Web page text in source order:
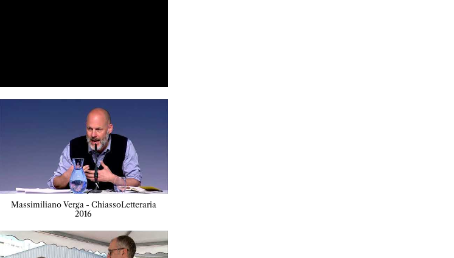
Massimiliano Verga - ChiassoLetteraria
2016